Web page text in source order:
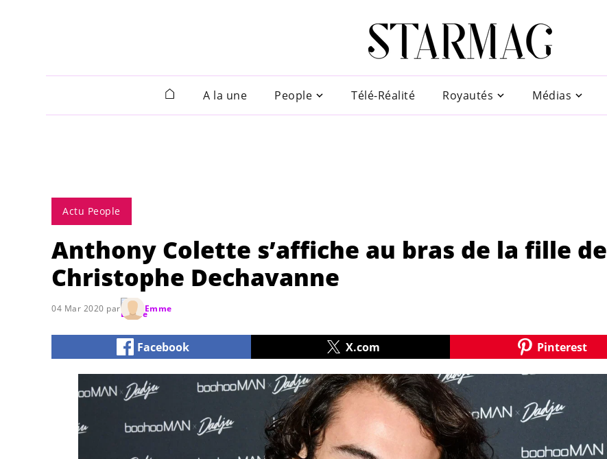
A la une People Télé-Réalité Royautés Médias
Actu People
Anthony Colette s’affiche au bras de la fille de
Christophe Dechavanne
04 Mar 2020 par Emme
Facebook X.com Pinterest